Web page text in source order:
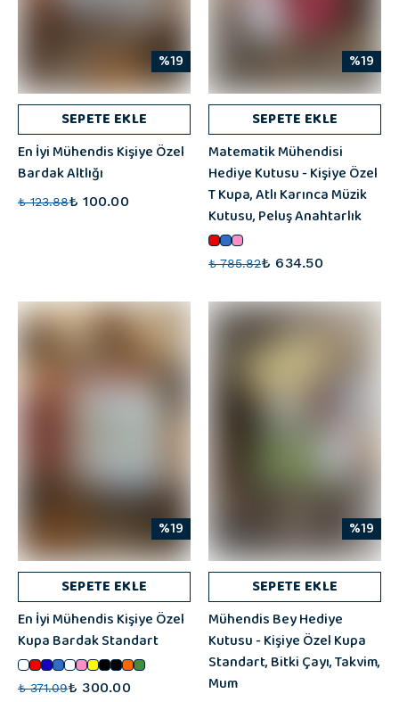
%19
SEPETE EKLE
En İyi Mühendis Kişiye Özel
Bardak Altlığı
₺ 123.88₺ 100.00
%19
SEPETE EKLE
Matematik Mühendisi
Hediye Kutusu - Kişiye Özel
T Kupa, Atlı Karınca Müzik
Kutusu, Peluş Anahtarlık
₺ 785.82₺ 634.50
%19
SEPETE EKLE
En İyi Mühendis Kişiye Özel
Kupa Bardak Standart
₺ 371.09₺ 300.00
%19
SEPETE EKLE
Mühendis Bey Hediye
Kutusu - Kişiye Özel Kupa
Standart, Bitki Çayı, Takvim,
Mum